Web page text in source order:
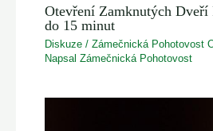
Otevření Zamknutých Dveří
do 15 minut
Diskuze /Zámečnická Pohotovost
NapsalZámečnická Pohotovost